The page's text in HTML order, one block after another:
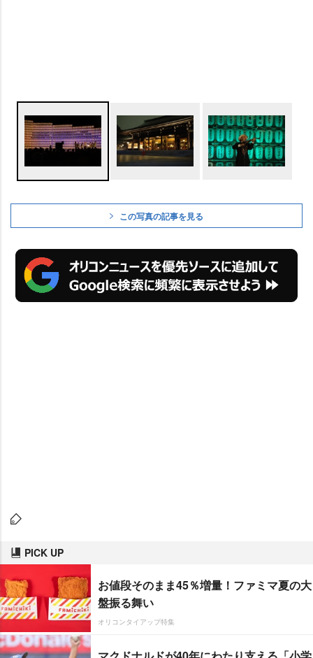
この写真の記事を見る
PICK UP
お値段そのまま45％増量！ファミマ夏の大
盤振る舞い
オリコンタイアップ特集